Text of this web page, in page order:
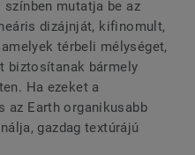
mutatja be az
dizájnját, kifinomult,
térbeli mélységet,
biztosítanak bármely
Ha ezeket a
az Earth organikusabb
gazdag textúrájú